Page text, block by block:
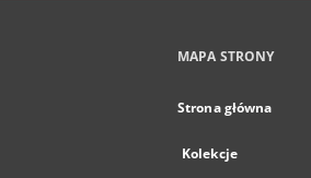
MAPA STRONY
Strona główna
Kolekcje